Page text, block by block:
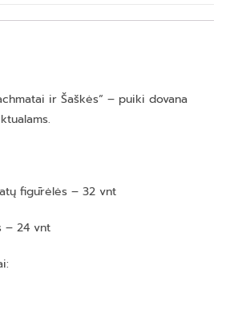
ir Šaškės“ – puiki dovana
figūrėlės – 32 vnt
– 24 vnt